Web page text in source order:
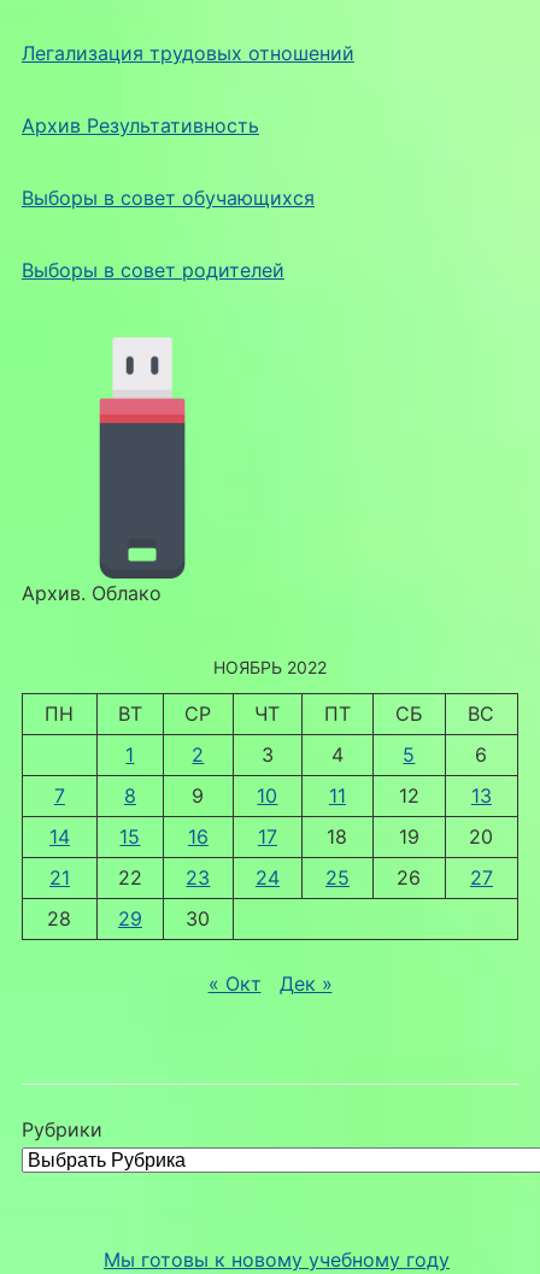
Легализация трудовых отношений
Архив Результативность
Выборы в совет обучающихся
Выборы в совет родителей
Архив. Облако
НОЯБРЬ 2022
ПН ВТ СР ЧТ ПТ СБ
ВС
1
2 3 4 5
6
7
8 9 10 11 12
13
14
15 16 17 18 19
20
21
22 23 24 25 26
27
28
29 30
« Окт Дек »
Рубрики
Мы готовы к новому учебному году